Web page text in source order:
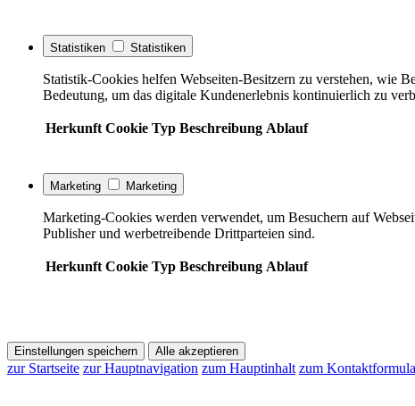
Statistiken Statistiken
Statistik-Cookies helfen Webseiten-Besitzern zu verstehen, wie
Bedeutung, um das digitale Kundenerlebnis kontinuierlich zu
Herkunft Cookie Typ Beschreibung Ablauf
Marketing Marketing
Marketing-Cookies werden verwendet, um Besuchern auf
Publisher und werbetreibende Drittparteien sind.
Herkunft Cookie Typ Beschreibung Ablauf
Einstellungen speichern Alle akzeptieren
zur Startseite zur Hauptnavigation zum Hauptinhalt zum